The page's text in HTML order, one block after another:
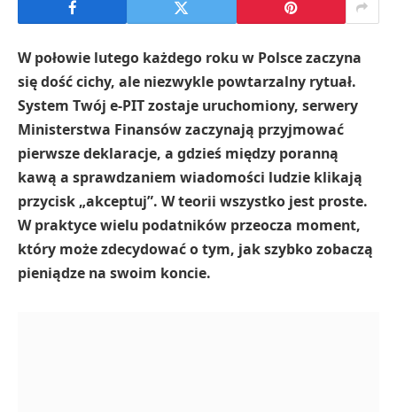
W połowie lutego każdego roku w Polsce zaczyna
się dość cichy, ale niezwykle powtarzalny rytuał.
System Twój e-PIT zostaje uruchomiony, serwery
Ministerstwa Finansów zaczynają przyjmować
pierwsze deklaracje, a gdzieś między poranną
kawą a sprawdzaniem wiadomości ludzie klikają
przycisk „akceptuj”. W teorii wszystko jest proste.
W praktyce wielu podatników przeocza moment,
który może zdecydować o tym, jak szybko zobaczą
pieniądze na swoim koncie.